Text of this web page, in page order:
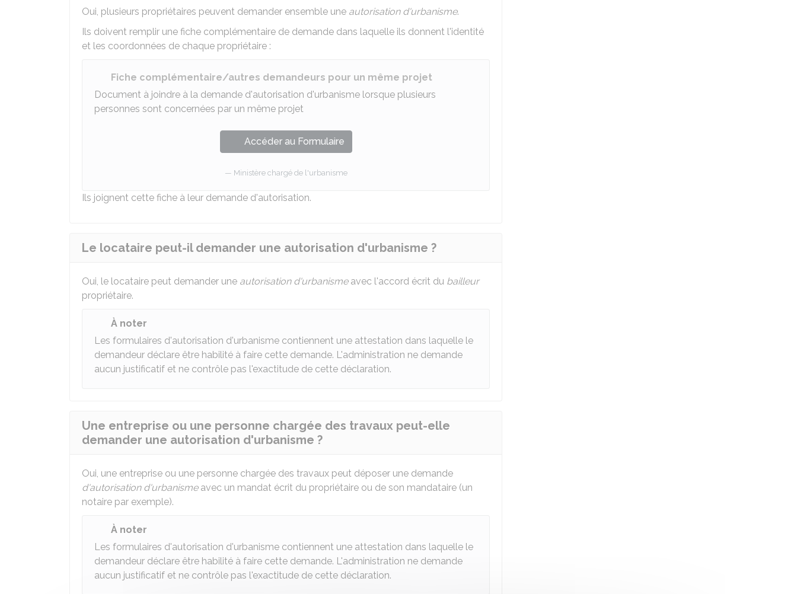
Oui, plusieurs propriétaires peuvent demander ensemble une autorisation d'urbanisme.
Ils doivent remplir une fiche complémentaire de demande dans laquelle ils donnent l'identité
et les coordonnées de chaque propriétaire :
Fiche complémentaire/autres demandeurs pour un même projet
Document à joindre à la demande d'autorisation d'urbanisme lorsque plusieurs
personnes sont concernées par un même projet
Accéder au Formulaire
Ministère chargé de l'urbanisme
Ils joignent cette fiche à leur demande d'autorisation.
Le locataire peut-il demander une autorisation d'urbanisme ?
Oui, le locataire peut demander une autorisation d'urbanismeavec l'accord écrit du bailleur
propriétaire.
À noter
Les formulaires d'autorisation d'urbanisme contiennent une attestation dans laquelle le
demandeur déclare être habilité à faire cette demande. L'administration ne demande
aucun justificatif et ne contrôle pas l'exactitude de cette déclaration.
Une entreprise ou une personne chargée des travaux peut-elle
demander une autorisation d'urbanisme ?
Oui, une entreprise ou une personne chargée des travaux peut déposer une demande
d'autorisation d'urbanismeavec un mandat écrit du propriétaire ou de son mandataire (un
notaire par exemple).
À noter
Les formulaires d'autorisation d'urbanisme contiennent une attestation dans laquelle le
demandeur déclare être habilité à faire cette demande. L'administration ne demande
aucun justificatif et ne contrôle pas l'exactitude de cette déclaration.